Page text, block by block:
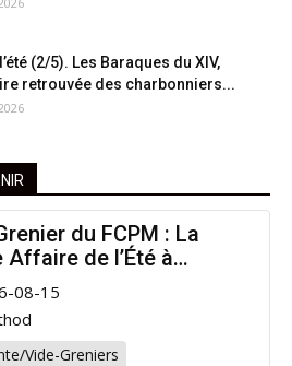
(2/5). Les Baraques du XIV,
retrouvée des charbonniers...
du FCPM : La
Affaire de l’Été à
!
08-15
Vide-Greniers